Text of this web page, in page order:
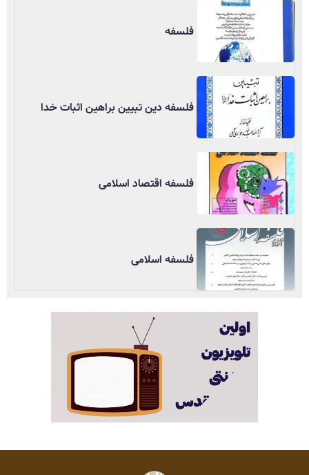
فلسفه
فلسفه دین تبیین براهین اثبات خدا
فلسفه اقتصاد اسلامی
فلسفه اسلامی